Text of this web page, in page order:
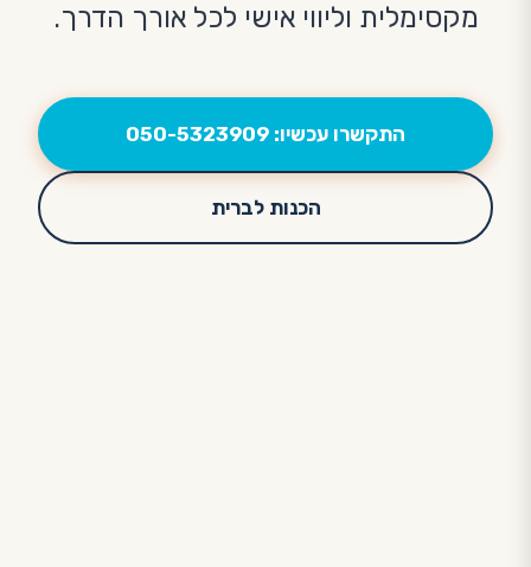
מקסימלית וליווי אישי לכל אורך הדרך.
התקשרו עכשיו: 050-5323909
הכנות לברית